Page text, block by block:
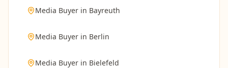
Media Buyer in Bayreuth
Media Buyer in Berlin
Media Buyer in Bielefeld